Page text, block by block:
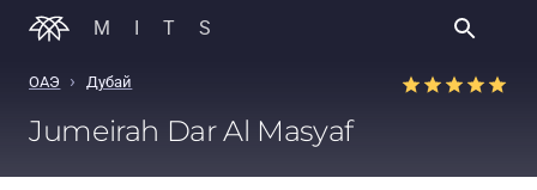
MITS
ОАЭ › Дубай
Jumeirah Dar Al Masyaf